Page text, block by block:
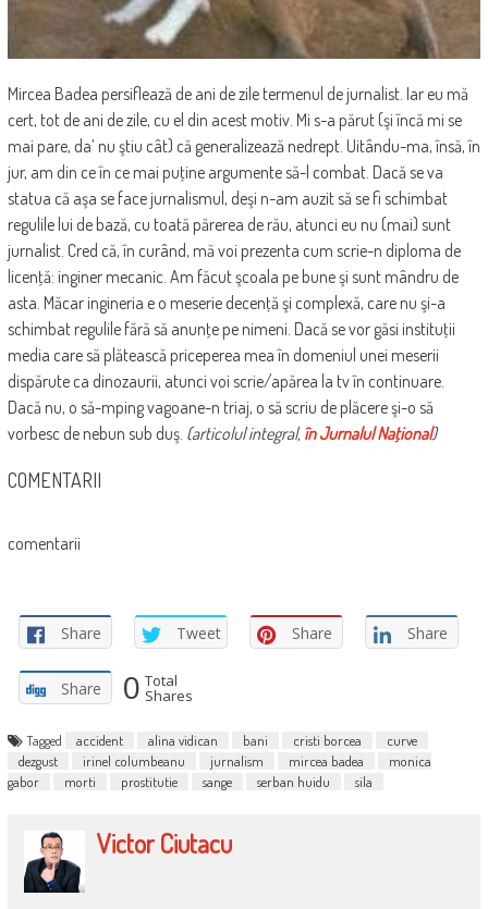
Mircea Badea persiflează de ani de zile termenul de jurnalist. Iar eu mă
cert, tot de ani de zile, cu el din acest motiv. Mi s-a părut (şi încă mi se
mai pare, da’ nu ştiu cât) că generalizează nedrept. Uitându-ma, însă, în
jur, am din ce în ce mai puţine argumente să-l combat. Dacă se va
statua că aşa se face jurnalismul, deşi n-am auzit să se fi schimbat
regulile lui de bază, cu toată părerea de rău, atunci eu nu (mai) sunt
jurnalist. Cred că, în curând, mă voi prezenta cum scrie-n diploma de
licenţă: inginer mecanic. Am făcut şcoala pe bune şi sunt mândru de
asta. Măcar ingineria e o meserie decenţă şi complexă, care nu şi-a
schimbat regulile fără să anunţe pe nimeni. Dacă se vor găsi instituţii
media care să plătească priceperea mea în domeniul unei meserii
dispărute ca dinozaurii, atunci voi scrie/apărea la tv în continuare.
Dacă nu, o să-mping vagoane-n triaj, o să scriu de plăcere şi-o să
vorbesc de nebun sub duş. (articolul integral, în Jurnalul Naţional)
COMENTARII
comentarii
Share Tweet Share Share
Share 0 Total
Shares
Tagged accident alina vidican bani cristi borcea
curve
dezgust
irinel columbeanu jurnalism mircea badea
monica
gabor
morti prostitutie sange serban huidu sila
Victor Ciutacu